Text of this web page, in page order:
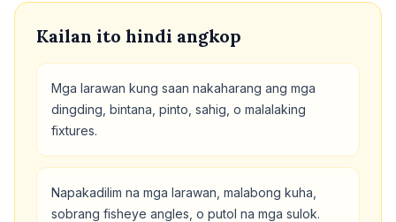
Kailan ito hindi angkop
Mga larawan kung saan nakaharang ang mga
dingding, bintana, pinto, sahig, o malalaking
fixtures.
Napakadilim na mga larawan, malabong kuha,
sobrang fisheye angles, o putol na mga sulok.